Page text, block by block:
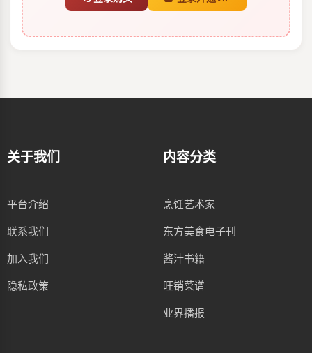
关于我们
平台介绍
联系我们
加入我们
隐私政策
内容分类
烹饪艺术家
东方美食电子刊
酱汁书籍
旺销菜谱
业界播报